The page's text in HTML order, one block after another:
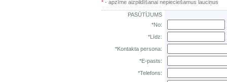
* - apzīme aizpildīšanai nepieciešamus lauciņus
PASŪTĪJUMS
*No:
*Līdz:
*Kontakta persona:
*E-pasts:
*Telefons: